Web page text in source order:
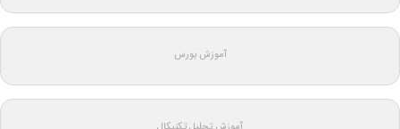
آموزش بورس